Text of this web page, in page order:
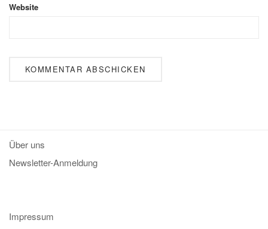
Website
Über uns
Newsletter-Anmeldung
Impressum